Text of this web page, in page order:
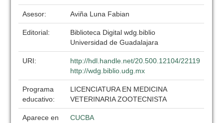
Asesor: Aviña Luna Fabian
Editorial:
Biblioteca Digital wdg.biblio
Universidad de Guadalajara
URI:
http://hdl.handle.net/20.500.12104/22119
http://wdg.biblio.udg.mx
Programa
educativo:
LICENCIATURA EN MEDICINA
VETERINARIA ZOOTECNISTA
Aparece en
CUCBA